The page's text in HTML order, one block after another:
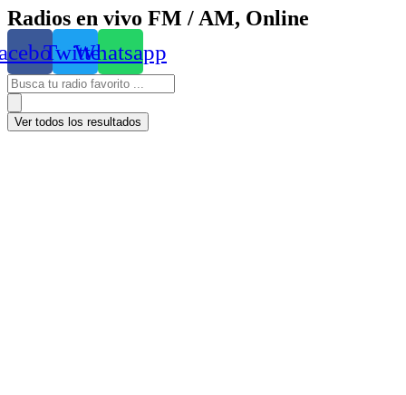
Radios en vivo FM / AM, Online
TwitterWhatsapp
Ver todos los resultados